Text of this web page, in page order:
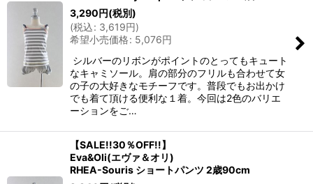
3,290円(税別)
(税込: 3,619円)
希望小売価格: 5,076円
シルバーのリボンがポイントのとってもキュート
なキャミソール。肩の部分のフリルも合わせて女
の子の大好きなモチーフです。普段でもお出かけ
でも着て頂ける便利な１着。今回は2色のバリエ
ーションをご…
【SALE!!30％OFF!!】
Eva&Oli(エヴァ＆オリ)
RHEA-Souris ショートパンツ 2歳90cm